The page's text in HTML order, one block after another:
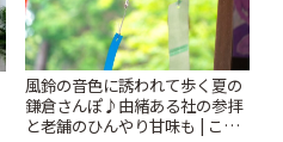
風鈴の音色に誘われて歩く夏の
鎌倉さんぽ♪由緒ある社の参拝
と老舗のひんやり甘味も | こと